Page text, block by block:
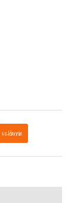
szklarnia